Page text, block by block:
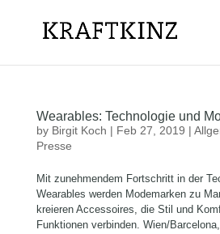
Wearables: Technologie und
by Birgit Koch | Feb 27, 2019 |
Presse
Mit zunehmendem Fortschritt in der
Wearables werden Modemarken zu
kreieren Accessoires, die Stil und
Funktionen verbinden. Wien/